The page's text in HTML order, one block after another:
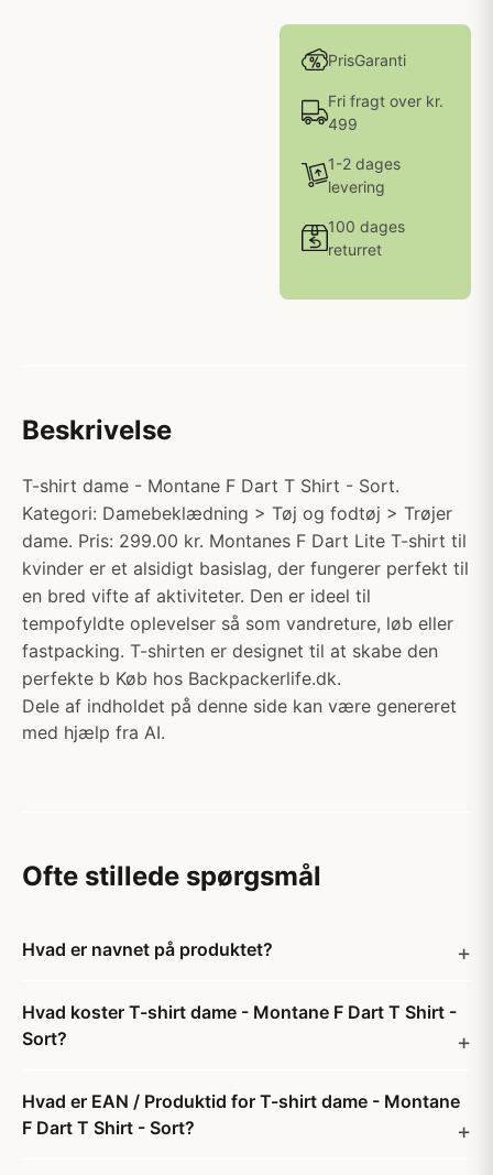
PrisGaranti
Fri fragt over kr.
499
1-2 dages
levering
100 dages
returret
Beskrivelse
T-shirt dame - Montane F Dart T Shirt - Sort.
Kategori: Damebeklædning > Tøj og fodtøj > Trøjer
dame. Pris: 299.00 kr. Montanes F Dart Lite T-shirt til
kvinder er et alsidigt basislag, der fungerer perfekt til
en bred vifte af aktiviteter. Den er ideel til
tempofyldte oplevelser så som vandreture, løb eller
fastpacking. T-shirten er designet til at skabe den
perfekte b Køb hos Backpackerlife.dk.
Dele af indholdet på denne side kan være genereret
med hjælp fra AI.
Ofte stillede spørgsmål
Hvad er navnet på produktet?
Hvad koster T-shirt dame - Montane F Dart T Shirt -
Sort?
Hvad er EAN / Produktid for T-shirt dame - Montane
F Dart T Shirt - Sort?